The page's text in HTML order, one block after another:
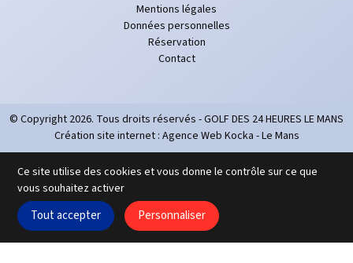
Mentions légales
Données personnelles
Réservation
Contact
© Copyright 2026. Tous droits réservés - GOLF DES 24 HEURES LE MANS
Création site internet : Agence Web Kocka - Le Mans
Ce site utilise des cookies et vous donne le contrôle sur ce que
vous souhaitez activer
Tout accepter Personnaliser